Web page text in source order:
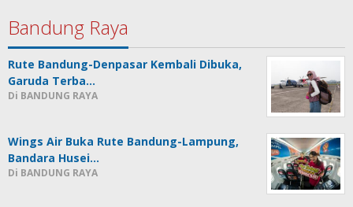
Bandung Raya
Rute Bandung-Denpasar Kembali Dibuka,
Garuda Terba…
Di BANDUNG RAYA
Wings Air Buka Rute Bandung-Lampung,
Bandara Husei…
Di BANDUNG RAYA